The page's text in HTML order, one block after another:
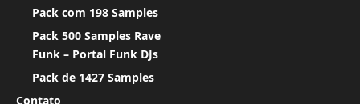
Pack com 198 Samples
Pack 500 Samples Rave
Funk – Portal Funk DJs
Pack de 1427 Samples
Contato